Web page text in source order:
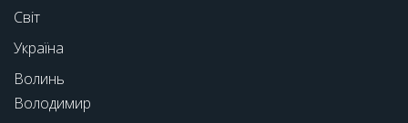
Світ
Україна
Волинь
Володимир